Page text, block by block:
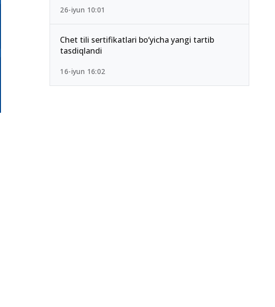
26-iyun 10:01
Chet tili sertifikatlari bo‘yicha yangi tartib
tasdiqlandi
16-iyun 16:02